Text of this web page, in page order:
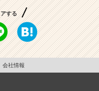
する
会社情報